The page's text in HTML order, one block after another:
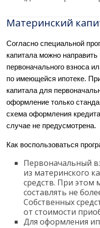
Материнский
Согласно специальной
капитала можно
первоначального взноса
по имеющейся ипотеке.
капитала для
оформление только
схема оформления
случае не предусмотрена.
Как воспользоваться
Первоначальный
из материнского
средств. При этом
составлять не
Собственных
от стоимости
Для оформления